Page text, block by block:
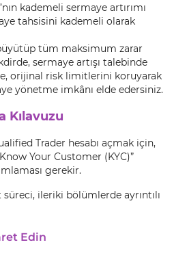
kademeli sermaye artırımı
tahsisini kademeli olarak
büyütüp tüm maksimum zarar
sermaye artışı talebinde
orijinal risk limitlerini koruyarak
yönetme imkânı elde edersiniz.
Kılavuzu
Trader hesabı açmak için,
Your Customer (KYC)”
gerekir.
ileriki bölümlerde ayrıntılı
Edin